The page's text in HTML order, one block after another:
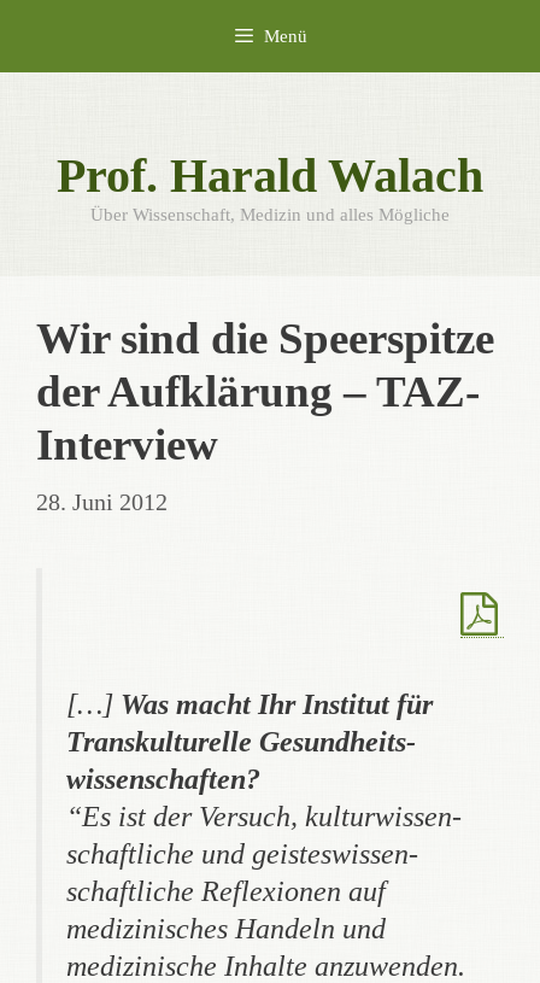
springen
Menü
Prof. Harald Walach
Über Wissenschaft, Medizin und alles Mögliche
Wir sind die Speerspitze
der Aufklärung – TAZ-
Interview
28. Juni 2012
[…] Was macht Ihr Institut für
Trans­kulturelle Gesund­heits­
wissen­schaften?
“Es ist der Versuch, kultur­wissen­
schaft­liche und geistes­wissen­
schaft­liche Reflexionen auf
medizinisches Handeln und
medizinische Inhalte anzuwenden.